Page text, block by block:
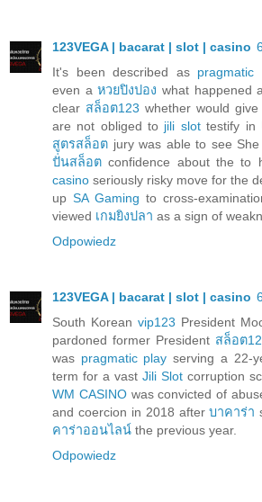
123VEGA | bacarat | slot | casino
It's been described as pragmatic
even aหวยปิงปอง what happened
clear สล็อต123 whether would
are not obliged to jili slottestify in
สูตรสล็อต jury was able to see
ปั่นสล็อต confidence about the to
casino seriously risky move for the
up SA Gaming to cross-
viewed เกมยิงปลา as a sign of
Odpowiedz
123VEGA | bacarat | slot | casino
South Korean vip123 President
pardoned former President สล็อต
was pragmatic play serving a 22-
term for a vast Jili Slot corruption
WM CASINOwas convicted of
and coercion in 2018 afterบาคาร่า
คาร่าออนไลน์ the previous year.
Odpowiedz